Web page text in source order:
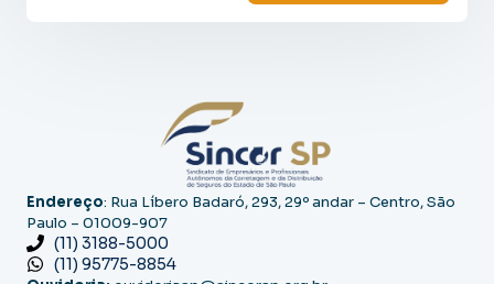
Endereço: Rua Líbero Badaró, 293, 29º andar – Centro, São
Paulo – 01009-907
(11) 3188-5000
(11) 95775-8854